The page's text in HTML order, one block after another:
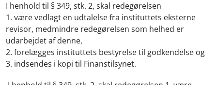
I henhold til § 349, stk. 2, skal redegørelsen
1. være vedlagt en udtalelse fra instituttets eksterne
revisor, medmindre redegørelsen som helhed er
udarbejdet af denne,
2. forelægges instituttets bestyrelse til godkendelse og
3. indsendes i kopi til Finanstilsynet.